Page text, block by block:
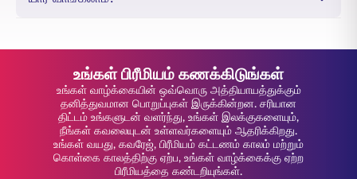
உங்கள் பிரீமியம் கணக்கிடுங்கள்
உங்கள் வாழ்க்கையின் ஒவ்வொரு அத்தியாயத்துக்கும்
தனித்துவமான பொறுப்புகள் இருக்கின்றன. சரியான
திட்டம் உங்களுடன் வளர்ந்து, உங்கள் இலக்குகளையும்,
நீங்கள் கவலையுடன் உள்ளவர்களையும் ஆதரிக்கிறது.
உங்கள் வயது, கவரேஜ், பிரீமியம் கட்டணம் காலம் மற்றும்
கொள்கை காலத்திற்கு ஏற்ப, உங்கள் வாழ்க்கைக்கு ஏற்ற
பிரீமியத்தை கண்டறியுங்கள்.